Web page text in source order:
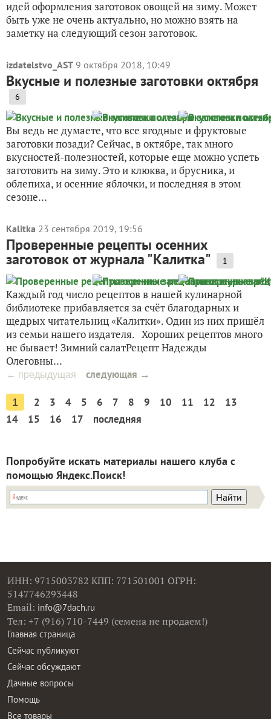
идей оформления заготовок овощей на зиму. Может
быть уже не очень актуально, но можно взять на
заметку на следующий сезон заготовок.
izdatelstvo_AST 9 октября 2018, 10:49
Вкусные и полезные заготовки октября
6
Вы ведь не думаете, что все ягодные и фруктовые
заготовки позади? Сейчас, в октябре, так много
вкусностей-полезностей, которые еще можно успеть
заготовить на зиму. Это и клюква, и брусника, и
облепиха, и осенние яблочки, и последняя в этом
сезоне...
Kalitka 23 сентября 2019, 19:56
Проверенные рецепты осенних
заготовок от журнала "Калитка" 1
Каждый год число рецептов в нашей кулинарной
библиотеке прибавляется за счёт благодарных и
щедрых читательниц «Калитки». Один из них пришёл
из семьи нашего издателя. Хороших рецептов много
не бывает! Зимний салатРецепт Надежды
Олеговны...
← предыдущая следующая →
1 2 3 4 5 6 7 8 9 10 11 12
13
14
15 16 17 последняя
Попробуйте искать материалы нашего клуба с
помощью Яндекс.Поиск!
ИНН: 9715003782 КПП: 771501001 ОГРН:
5147746293448
Email: info@7dach.ru
Тел: +7 (916) 710-7449 (семена не продаем!)
Главная страница
Сейчас публикуют
Сейчас обсуждают
Дачные вопросы
Помощь
Все товары